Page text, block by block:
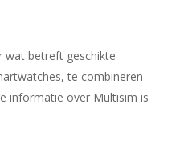
wat betreft geschikte
te combineren
informatie over Multisim is